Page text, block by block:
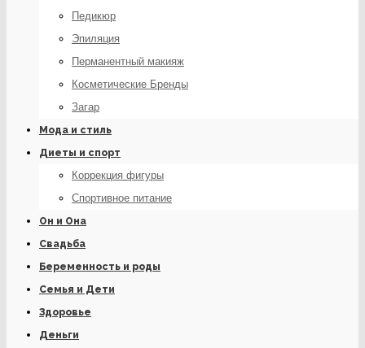
Педикюр
Эпиляция
Перманентный макияж
Косметические Бренды
Загар
Мода и стиль
Диеты и спорт
Коррекция фигуры
Спортивное питание
Он и Она
Свадьба
Беременность и роды
Семья и Дети
Здоровье
Деньги